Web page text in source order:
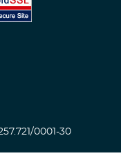
0001-30